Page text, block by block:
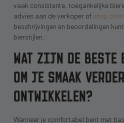
vaak consistente, toegankelijke
advies aan de verkoper of shop
beschrijvingen en beoordelingen
bierstijlen.
WAT ZIJN DE
OM JE SMAAK
ONTWIKKELEN?
Wanneer je comfortabel bent met